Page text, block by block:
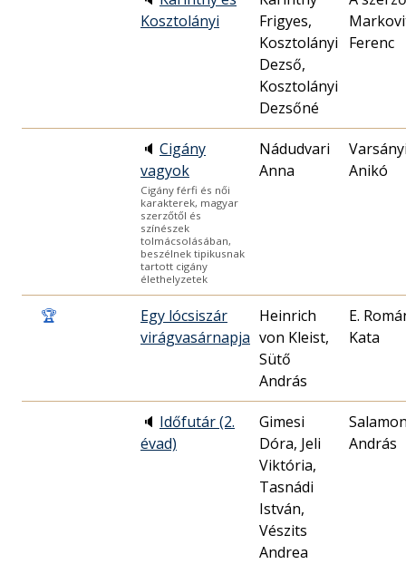
Kosztolányi
Frigyes,
Kosztolányi
Dezső,
Kosztolányi
Dezsőné
Ferenc
🔈 Cigány
vagyok
Cigány férfi és női
karakterek, magyar
szerzőtől és
színészek
tolmácsolásában,
beszélnek tipikusnak
tartott cigány
élethelyzetek
Nádudvari
Anna
Anikó
🏆
Egy lócsiszár
virágvasárnapja
Heinrich
von Kleist,
Sütő
András
E.
Kata
🔈 Időfutár (2.
évad)
Gimesi
Dóra, Jeli
Viktória,
Tasnádi
István,
Vészits
Andrea
András